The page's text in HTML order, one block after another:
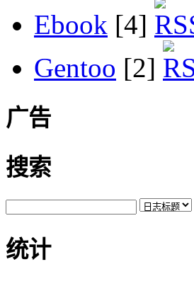
Ebook [4]
Gentoo [2]
广告
搜索
统计